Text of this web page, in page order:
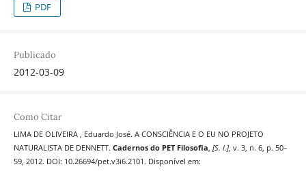
PDF
Publicado
2012-03-09
Como Citar
LIMA DE OLIVEIRA , Eduardo José. A CONSCIÊNCIA E O EU NO PROJETO
NATURALISTA DE DENNETT. Cadernos do PET Filosofia, [S. l.], v. 3, n. 6, p. 50–
59, 2012. DOI: 10.26694/pet.v3i6.2101. Disponível em: